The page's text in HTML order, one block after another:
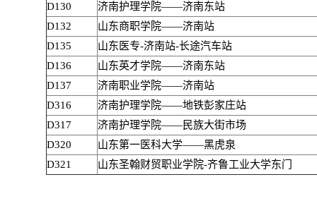
D130
济南护理学院——济南东站
D132
山东商职学院——济南站
D135
山东医专-济南站-长途汽车站
D136
山东英才学院——济南东站
D137
济南职业学院——济南站
D316
济南护理学院——地铁彭家庄站
D317
济南护理学院——民族大街市场
D320
山东第一医科大学——黑虎泉
D321
山东圣翰财贸职业学院-齐鲁工业大学东门